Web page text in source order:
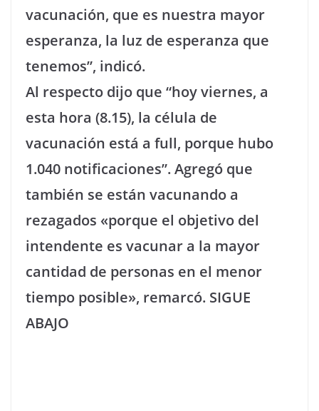
vacunación, que es nuestra mayor
esperanza, la luz de esperanza que
tenemos”, indicó.
Al respecto dijo que “hoy viernes, a
esta hora (8.15), la célula de
vacunación está a full, porque hubo
1.040 notificaciones”. Agregó que
también se están vacunando a
rezagados «porque el objetivo del
intendente es vacunar a la mayor
cantidad de personas en el menor
tiempo posible», remarcó. SIGUE
ABAJO